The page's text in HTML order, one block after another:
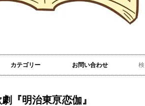
カテゴリー お問い合わせ
『明治東亰恋伽』